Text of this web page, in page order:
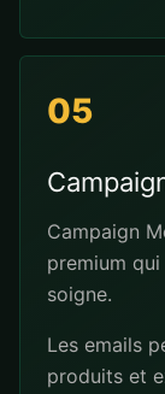
05
Campaign
premium
soigne.
Les emails
produits et